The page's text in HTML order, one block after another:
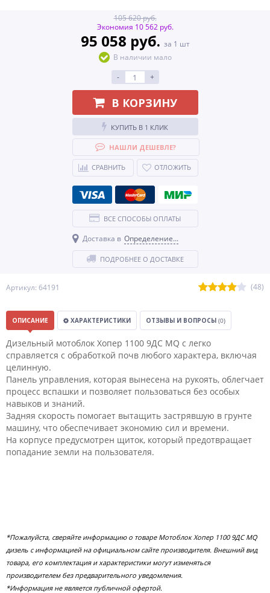
Артикул: 64191 (48)
105 620 руб.
Экономия 10 562 руб.
95 058 руб. за 1 шт
В наличии мало
-
+
В КОРЗИНУ
КУПИТЬ В 1 КЛИК
НАШЛИ ДЕШЕВЛЕ?
СРАВНИТЬ ОТЛОЖИТЬ
ВСЕ СПОСОБЫ ОПЛАТЫ
Доставка в Определение...
ПОДРОБНЕЕ О ДОСТАВКЕ
ОПИСАНИЕ ХАРАКТЕРИСТИКИ ОТЗЫВЫ И ВОПРОСЫ (0)
Дизельный мотоблок Хопер 1100 9ДС MQ с легко
справляется с обработкой почв любого характера, включая
целинную.
Панель управления, которая вынесена на рукоять, облегчает
процесс вспашки и позволяет пользоваться без особых
навыков и знаний.
Задняя скорость помогает вытащить застрявшую в грунте
машину, что обеспечивает экономию сил и времени.
На корпусе предусмотрен щиток, который предотвращает
попадание земли на пользователя.
*Пожалуйста, сверяйте информацию о товаре Мотоблок Хопер 1100 9ДС MQ
дизель с информацией на официальном сайте производителя. Внешний вид
товара, его комплектация и характеристики могут изменяться
производителем без предварительного уведомления.
*Информация не является публичной офертой.